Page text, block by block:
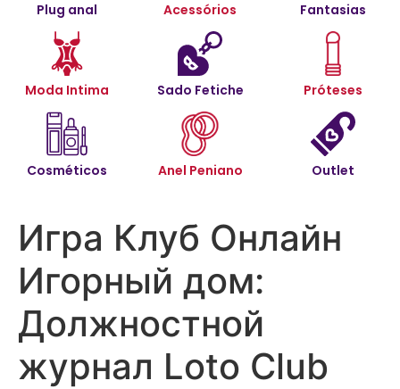
Plug anal Acessórios Fantasias
Moda Intima Sado Fetiche Próteses
Cosméticos Anel Peniano Outlet
Игра Клуб Онлайн
Игорный дом:
Должностной
журнал Loto Club